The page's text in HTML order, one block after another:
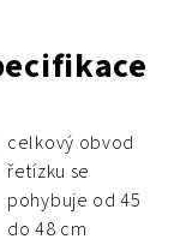
celkový obvod
řetízku se
pohybuje od 45
do 48 cm